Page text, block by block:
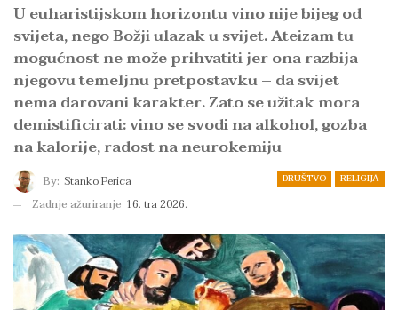
U euharistijskom horizontu vino nije bijeg od
svijeta, nego Božji ulazak u svijet. Ateizam tu
mogućnost ne može prihvatiti jer ona razbija
njegovu temeljnu pretpostavku – da svijet
nema darovani karakter. Zato se užitak mora
demistificirati: vino se svodi na alkohol, gozba
na kalorije, radost na neurokemiju
DRUŠTVO RELIGIJA
By: Stanko Perica
Zadnje ažuriranje 16. tra 2026.